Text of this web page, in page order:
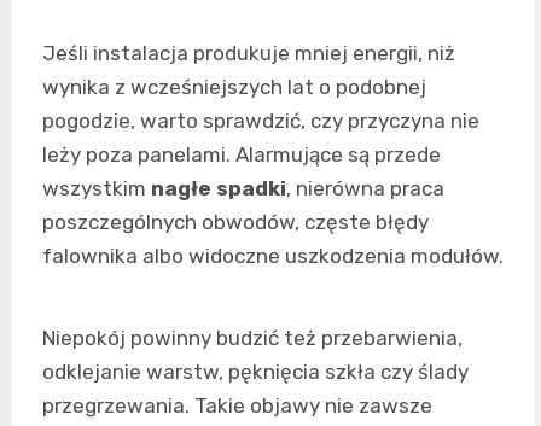
Jeśli instalacja produkuje mniej energii, niż
wynika z wcześniejszych lat o podobnej
pogodzie, warto sprawdzić, czy przyczyna nie
leży poza panelami. Alarmujące są przede
wszystkim nagłe spadki, nierówna praca
poszczególnych obwodów, częste błędy
falownika albo widoczne uszkodzenia modułów.
Niepokój powinny budzić też przebarwienia,
odklejanie warstw, pęknięcia szkła czy ślady
przegrzewania. Takie objawy nie zawsze